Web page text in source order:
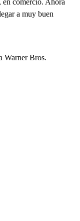
en comercio. Ahora
a muy buen
Bros.